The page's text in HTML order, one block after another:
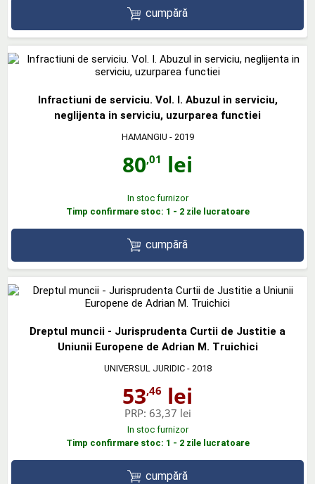
cumpără
Infractiuni de serviciu. Vol. I. Abuzul in serviciu,
neglijenta in serviciu, uzurparea functiei
HAMANGIU - 2019
80,01 lei
In stoc furnizor
Timp confirmare stoc: 1 - 2 zile lucratoare
cumpără
Dreptul muncii - Jurisprudenta Curtii de Justitie a
Uniunii Europene de Adrian M. Truichici
UNIVERSUL JURIDIC- 2018
53,46 lei
PRP: 63,37 lei
In stoc furnizor
Timp confirmare stoc: 1 - 2 zile lucratoare
cumpără